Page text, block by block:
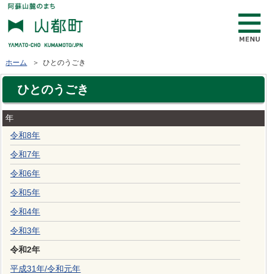
ホーム ＞ ひとのうごき
ひとのうごき
年
令和8年
令和7年
令和6年
令和5年
令和4年
令和3年
令和2年
平成31年/令和元年